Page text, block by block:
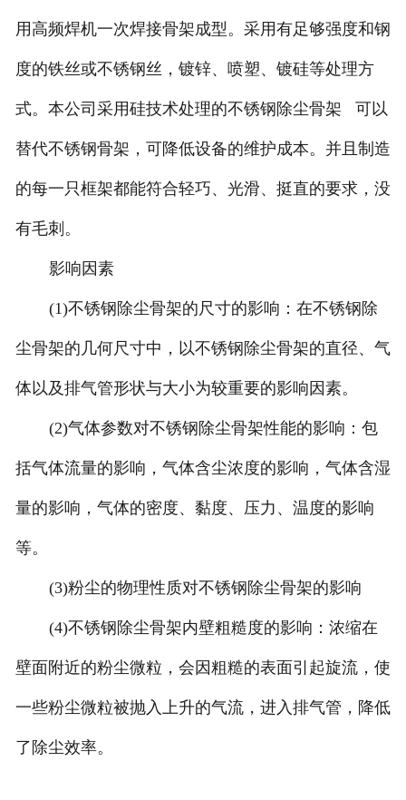
用高频焊机一次焊接骨架成型。采用有足够强度和钢
度的铁丝或不锈钢丝，镀锌、喷塑、镀硅等处理方
式。本公司采用硅技术处理的不锈钢除尘骨架 可以
替代不锈钢骨架，可降低设备的维护成本。并且制造
的每一只框架都能符合轻巧、光滑、挺直的要求，没
有毛刺。
影响因素
(1)不锈钢除尘骨架的尺寸的影响：在不锈钢除
尘骨架的几何尺寸中，以不锈钢除尘骨架的直径、气
体以及排气管形状与大小为较重要的影响因素。
(2)气体参数对不锈钢除尘骨架性能的影响：包
括气体流量的影响，气体含尘浓度的影响，气体含湿
量的影响，气体的密度、黏度、压力、温度的影响
等。
(3)粉尘的物理性质对不锈钢除尘骨架的影响
(4)不锈钢除尘骨架内壁粗糙度的影响：浓缩在
壁面附近的粉尘微粒，会因粗糙的表面引起旋流，使
一些粉尘微粒被抛入上升的气流，进入排气管，降低
了除尘效率。